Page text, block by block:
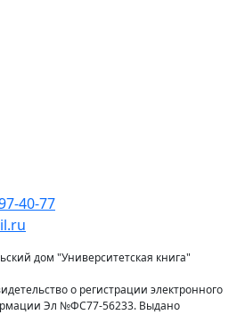
40-77
дом "Университетская книга"
о регистрации электронного
Эл №ФС77-56233. Выдано